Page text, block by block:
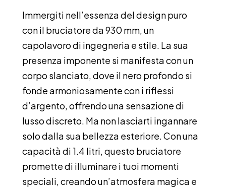
Immergiti nell’essenza del design puro
con il bruciatore da 930 mm, un
capolavoro di ingegneria e stile. La sua
presenza imponente si manifesta con un
corpo slanciato, dove il nero profondo si
fonde armoniosamente con i riflessi
d’argento, offrendo una sensazione di
lusso discreto. Ma non lasciarti ingannare
solo dalla sua bellezza esteriore. Con una
capacità di 1.4 litri, questo bruciatore
promette di illuminare i tuoi momenti
speciali, creando un’atmosfera magica e